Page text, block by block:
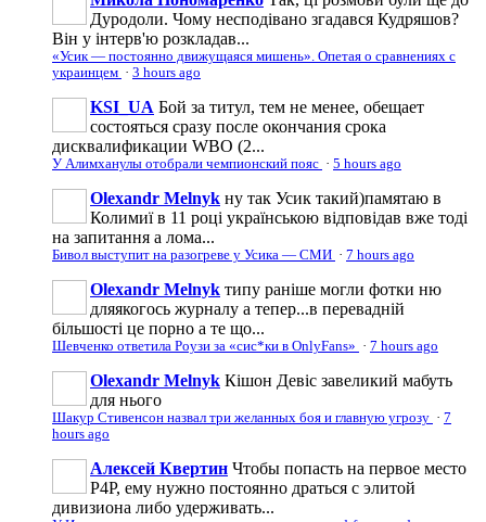
Дуродоли. Чому несподівано згадався Кудряшов?
Він у інтерв'ю розкладав...
«Усик — постоянно движущаяся мишень». Опетая о сравнениях с
украинцем · 3 hours ago
KSI_UA Бой за титул, тем не менее, обещает
состояться сразу после окончания срока
дисквалификации WBO (2...
У Алимханулы отобрали чемпионский пояс · 5 hours ago
Olexandr Melnyk ну так Усик такий)памятаю в
Колимиї в 11 році українською відповідав вже тоді
на запитання а лома...
Бивол выступит на разогреве у Усика — СМИ · 7 hours ago
Olexandr Melnyk типу раніше могли фотки ню
дляякогось журналу а тепер...в перевадній
більшості це порно а те що...
Шевченко ответила Роузи за «сис*ки в OnlyFans» · 7 hours ago
Olexandr Melnyk Кішон Девіс завеликий мабуть
для нього
Шакур Стивенсон назвал три желанных боя и главную угрозу · 7
hours ago
Алексей Квертин Чтобы попасть на первое место
P4P, ему нужно постоянно драться с элитой
дивизиона либо удерживать...